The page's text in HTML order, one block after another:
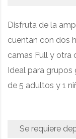
Se requiere
Disfruta de la
cuentan con dos
camas Full y otra
Ideal para
de 5 adultos y 1